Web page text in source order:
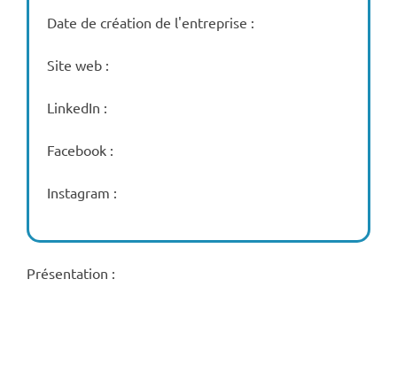
Date de création de l'entreprise :
Site web :
LinkedIn :
Facebook :
Instagram :
Présentation :